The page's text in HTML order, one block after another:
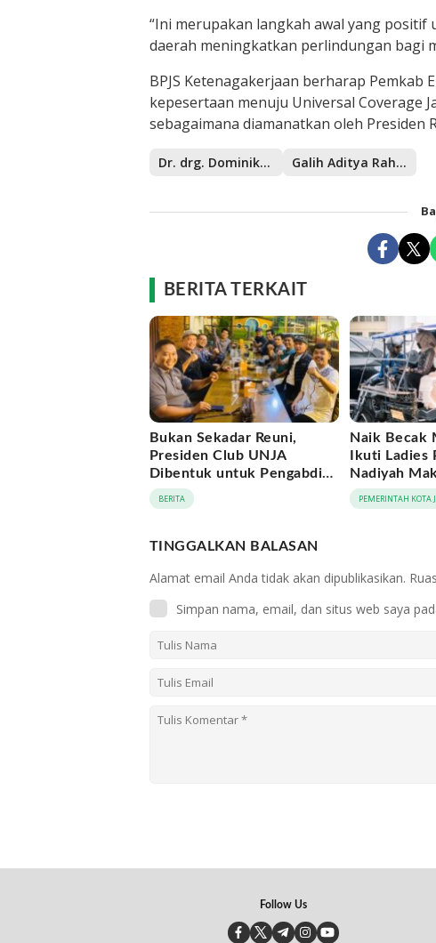
“Ini merupakan langkah awal yang
daerah meningkatkan perlindungan bagi
BPJS Ketenagakerjaan berharap
kepesertaan menuju Universal Coverage
sebagaimana diamanatkan oleh Presiden
Dr. drg. Dominikus Minggu Mere Galih Aditya Raharjo
BERITA TERKAIT
Bukan Sekadar Reuni,
Presiden Club UNJA
Dibentuk untuk Pengabdian
Lintas Generasi
BERITA
Naik Becak
Ikuti Ladies
Nadiyah
Momentum
APEKSI di
PEMERINTAH KOTA
TINGGALKAN BALASAN
Alamat email Anda tidak akan dipublikasikan.
Simpan nama, email, dan situs web saya
Follow Us